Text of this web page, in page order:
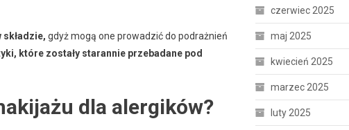
gdyż mogą one prowadzić do podrażnień
które zostały starannie przebadane pod
dla alergików?
czerwiec 2025
maj 2025
kwiecień 2025
marzec 2025
luty 2025